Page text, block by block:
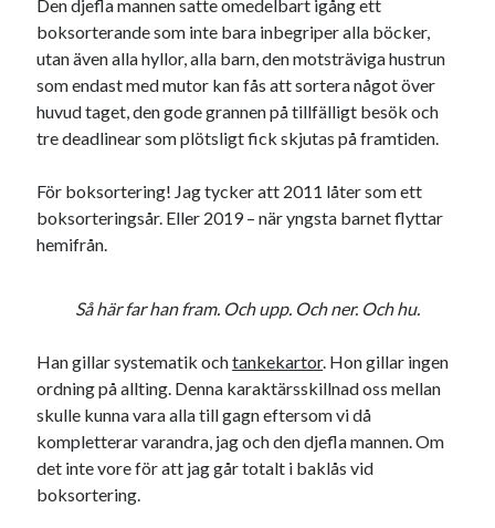
Den djefla mannen satte omedelbart igång ett
boksorterande som inte bara inbegriper alla böcker,
utan även alla hyllor, alla barn, den motsträviga hustrun
som endast med mutor kan fås att sortera något över
huvud taget, den gode grannen på tillfälligt besök och
tre deadlinear som plötsligt fick skjutas på framtiden.
För boksortering! Jag tycker att 2011 låter som ett
boksorteringsår. Eller 2019 – när yngsta barnet flyttar
hemifrån.
Så här far han fram. Och upp. Och ner. Och hu.
Han gillar systematik ochtankekartor. Hon gillar ingen
ordning på allting. Denna karaktärsskillnad oss mellan
skulle kunna vara alla till gagn eftersom vi då
kompletterar varandra, jag och den djefla mannen. Om
det inte vore för att jag går totalt i baklås vid
boksortering.